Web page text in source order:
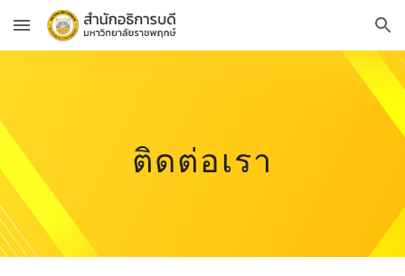
Skip to main content Skip to navigation
ติดต่อเรา